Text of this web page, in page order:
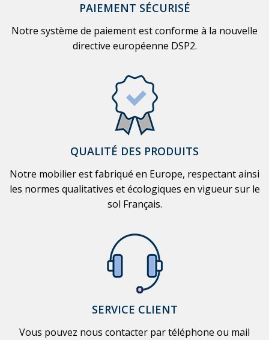
PAIEMENT SÉCURISÉ
Notre système de paiement est conforme à la nouvelle
directive européenne DSP2.
QUALITÉ DES PRODUITS
Notre mobilier est fabriqué en Europe, respectant ainsi
les normes qualitatives et écologiques en vigueur sur le
sol Français.
SERVICE CLIENT
Vous pouvez nous contacter par téléphone ou mail